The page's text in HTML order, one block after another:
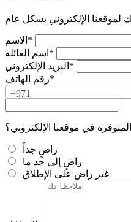
لموقعنا الإلكتروني بشكل عام
الاسم*
اسم العائلة*
البريد الإلكتروني*
رقم الهاتف*
+971
في موقعنا الإلكتروني؟
راضٍ جداً
راضٍ إلى حد ما
غير راضٍ على الإطلاق